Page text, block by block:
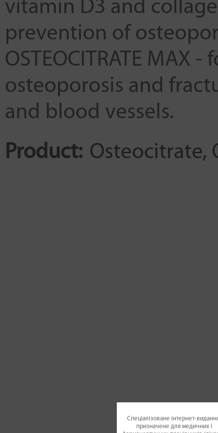
Спеціалізоване інтернет-
призначене для медичних і
vitamin D3 and
prevention of
OSTEOCITRATE MAX
osteoporosis and
and blood vessels.
Product: Osteocitrate